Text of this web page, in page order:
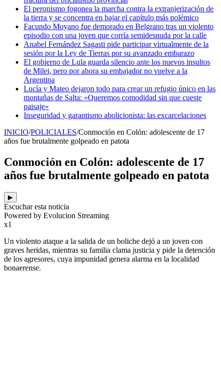
El peronismo fogonea la marcha contra la extranjerización de
la tierra y se concentra en bajar el capítulo más polémico
Facundo Moyano fue demorado en Belgrano tras un violento
episodio con una joven que corría semidesnuda por la calle
Anabel Fernández Sagasti pide participar virtualmente de la
sesión por la Ley de Tierras por su avanzado embarazo
El gobierno de Lula guarda silencio ante los nuevos insultos
de Milei, pero por ahora su embajador no vuelve a la
Argentina
Lucía y Mateo dejaron todo para crear un refugio único en las
montañas de Salta: «Queremos comodidad sin que cueste
paisaje»
Inseguridad y garantismo abolicionista: las excarcelaciones
INICIO/POLICIALES/Conmoción en Colón: adolescente de 17
años fue brutalmente golpeado en patota
Conmoción en Colón: adolescente de 17
años fue brutalmente golpeado en patota
▶
Escuchar esta noticia
Powered by Evolucion Streaming
x1
Un violento ataque a la salida de un boliche dejó a un joven con
graves heridas, mientras su familia clama justicia y pide la detención
de los agresores, cuya impunidad genera alarma en la localidad
bonaerense.